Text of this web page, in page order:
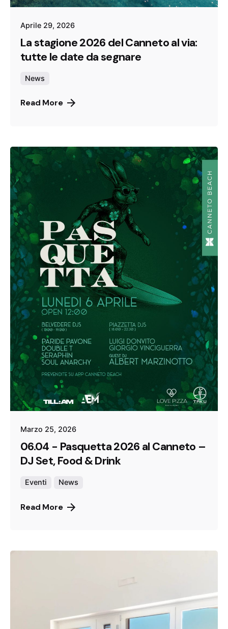
Aprile 29, 2026
La stagione 2026 del Canneto al via:
tutte le date da segnare
News
Read More
Canneto Beach
Marzo 25, 2026
06.04 - Pasquetta 2026 al Canneto –
DJ Set, Food & Drink
Eventi News
Read More